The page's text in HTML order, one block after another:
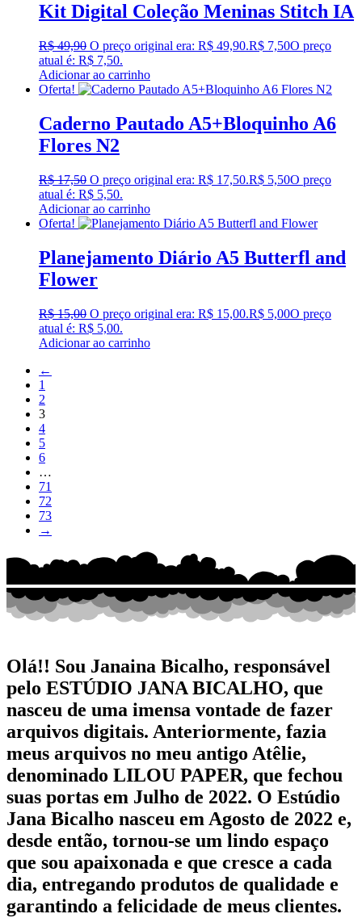
Kit Digital Coleção Meninas Stitch IA
R$49,90 O preço original era: R$ 49,90.R$ 7,50O preço
atual é: R$ 7,50.
Adicionar ao carrinho
Oferta!
Caderno Pautado A5+Bloquinho A6
Flores N2
R$17,50 O preço original era: R$ 17,50.R$ 5,50O preço
atual é: R$ 5,50.
Adicionar ao carrinho
Oferta!
Planejamento Diário A5 Butterfl and
Flower
R$15,00 O preço original era: R$ 15,00.R$ 5,00O preço
atual é: R$ 5,00.
Adicionar ao carrinho
←
1
2
3
4
5
6
…
71
72
73
→
Olá!! Sou Janaina Bicalho, responsável
pelo ESTÚDIO JANA BICALHO, que
nasceu de uma imensa vontade de fazer
arquivos digitais. Anteriormente, fazia
meus arquivos no meu antigo Atêlie,
denominado LILOU PAPER, que fechou
suas portas em Julho de 2022. O Estúdio
Jana Bicalho nasceu em Agosto de 2022 e,
desde então, tornou-se um lindo espaço
que sou apaixonada e que cresce a cada
dia, entregando produtos de qualidade e
garantindo a felicidade de meus clientes.